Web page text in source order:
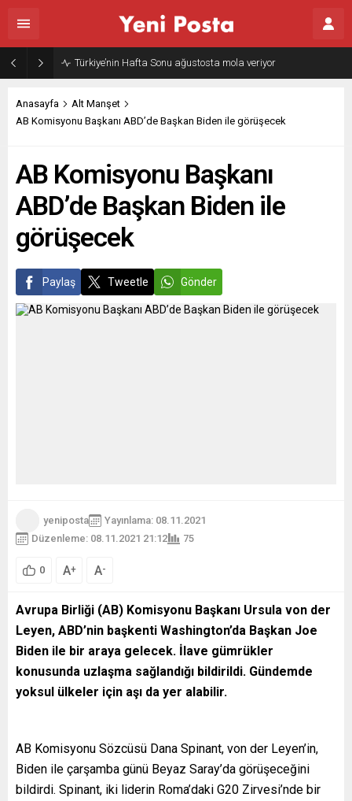
Türkiye’nin Hafta Sonu ağustosta mola veriyor
Anasayfa
Alt Manşet
AB Komisyonu Başkanı ABD’de Başkan Biden ile görüşecek
AB Komisyonu Başkanı
ABD’de Başkan Biden ile
görüşecek
Paylaş Tweetle Gönder
yeniposta
Yayınlama: 08.11.2021
Düzenleme: 08.11.2021 21:12
75
0 A+ A-
Avrupa Birliği (AB) Komisyonu Başkanı Ursula von der
Leyen, ABD’nin başkenti Washington’da Başkan Joe
Biden ile bir araya gelecek. İlave gümrükler
konusunda uzlaşma sağlandığı bildirildi. Gündemde
yoksul ülkeler için aşı da yer alabilir.
AB Komisyonu Sözcüsü Dana Spinant, von der Leyen’in,
Biden ile çarşamba günü Beyaz Saray’da görüşeceğini
bildirdi. Spinant, iki liderin Roma’daki G20 Zirvesi’nde bir